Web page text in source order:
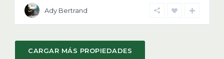
Ady Bertrand